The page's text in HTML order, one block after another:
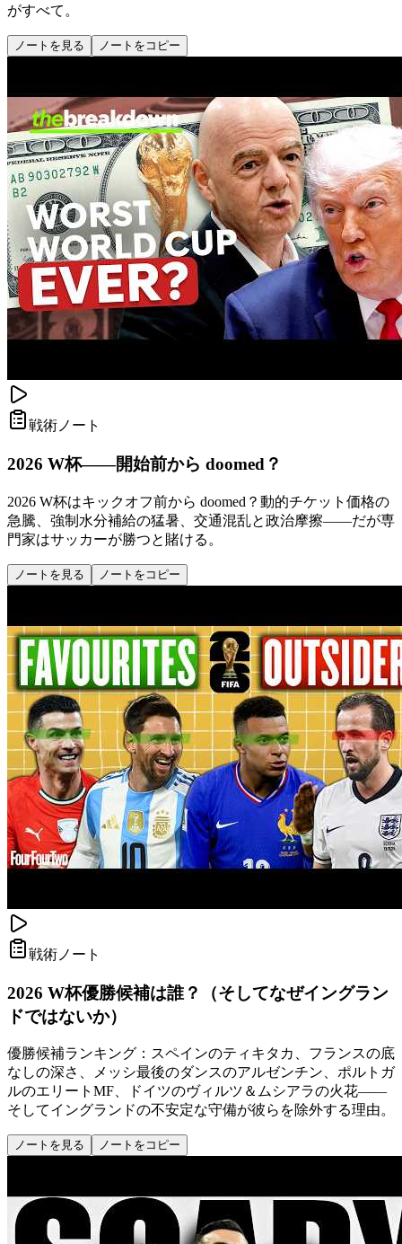
がすべて。
ノートを見る ノートをコピー
戦術ノート
2026 W杯——開始前から doomed？
2026 W杯はキックオフ前から doomed？動的チケット価格の
急騰、強制水分補給の猛暑、交通混乱と政治摩擦——だが専
門家はサッカーが勝つと賭ける。
ノートを見る ノートをコピー
戦術ノート
2026 W杯優勝候補は誰？（そしてなぜイングラン
ドではないか）
優勝候補ランキング：スペインのティキタカ、フランスの底
なしの深さ、メッシ最後のダンスのアルゼンチン、ポルトガ
ルのエリートMF、ドイツのヴィルツ＆ムシアラの火花——
そしてイングランドの不安定な守備が彼らを除外する理由。
ノートを見る ノートをコピー